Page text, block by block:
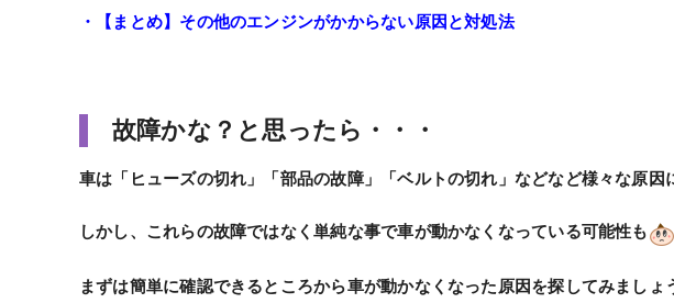
・【まとめ】その他のエンジンがかからない原因と対処法
故障かな？と思ったら・・・
車は「ヒューズの切れ」「部品の故障」「ベルトの切れ」などなど様々な原因
しかし、これらの故障ではなく単純な事で車が動かなくなっている可能性も
まずは簡単に確認できるところから車が動かなくなった原因を探してみましょ